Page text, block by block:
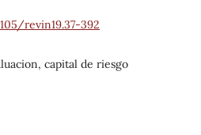
revin19.37-392
capital de riesgo